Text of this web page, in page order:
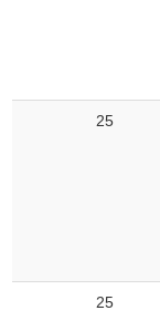
25
25